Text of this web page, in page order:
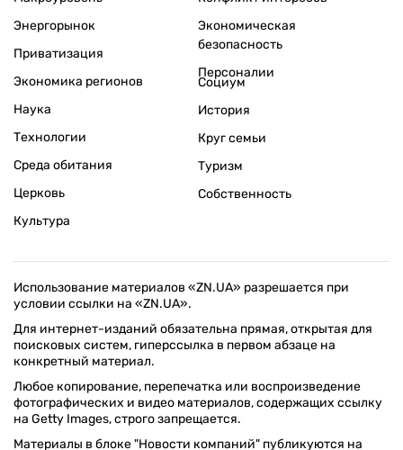
Энергорынок
Приватизация
Экономика регионов
Экономическая
безопасность
Персоналии
Наука
Технологии
Среда обитания
Церковь
Культура
Социум
История
Круг семьи
Туризм
Собственность
Использование материалов «ZN.UA» разрешается при
условии ссылки на «ZN.UA».
Для интернет-изданий обязательна прямая, открытая для
поисковых систем, гиперссылка в первом абзаце на
конкретный материал.
Любое копирование, перепечатка или воспроизведение
фотографических и видео материалов, содержащих ссылку
на Getty Images, строго запрещается.
Материалы в блоке "Новости компаний" публикуются на